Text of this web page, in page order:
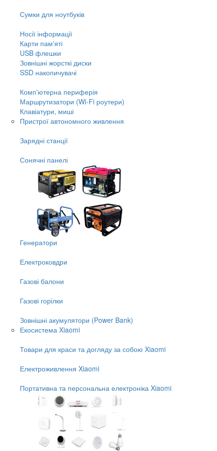
Сумки для ноутбуків
Носії інформації
Карти пам'яті
USB флешки
Зовнішні жорсткі диски
SSD накопичувачі
Комп'ютерна периферія
Маршрутизатори (Wi-Fi роутери)
Клавіатури, миші
Пристрої автономного живлення
Зарядні станції
Сонячні панелі
Генератори
Електроковдри
Газові балони
Газові горілки
Зовнішні акумулятори (Power Bank)
Екосистема Xiaomi
Товари для краси та догляду за собою Xiaomi
Електроживлення Xiaomi
Портативна та персональна електроніка Xiaomi